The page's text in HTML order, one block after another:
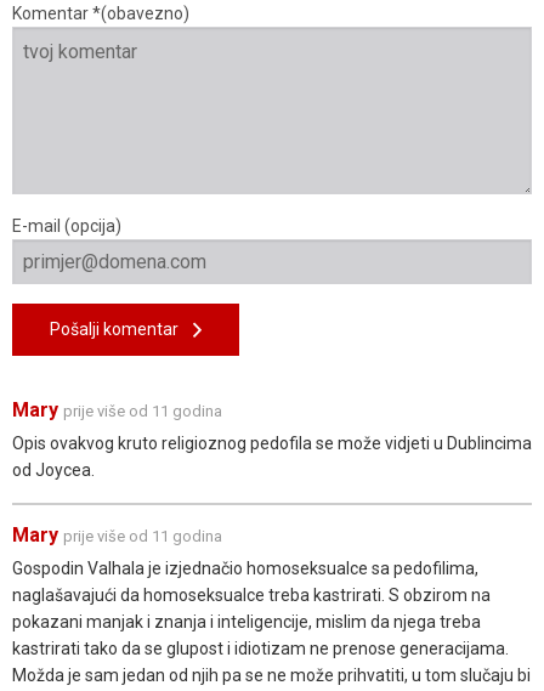
Komentar *(obavezno)
E-mail (opcija)
Pošalji komentar
Mary prije više od 11 godina
Opis ovakvog kruto religioznog pedofila se može vidjeti u Dublincima
od Joycea.
Mary prije više od 11 godina
Gospodin Valhala je izjednačio homoseksualce sa pedofilima,
naglašavajući da homoseksualce treba kastrirati. S obzirom na
pokazani manjak i znanja i inteligencije, mislim da njega treba
kastrirati tako da se glupost i idiotizam ne prenose generacijama.
Možda je sam jedan od njih pa se ne može prihvatiti, u tom slučaju bi